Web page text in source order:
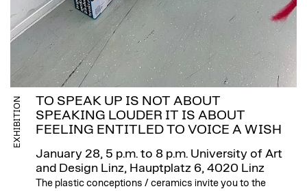
EXHIBITION
TO SPEAK UP IS NOT ABOUT
SPEAKING LOUDER IT IS ABOUT
FEELING ENTITLED TO VOICE A WISH
January 28, 5 p.m. to 8 p.m. University of Art
and Design Linz, Hauptplatz 6, 4020 Linz
The plastic conceptions / ceramics invite you to the